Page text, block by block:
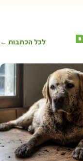
לכל הכתבות ←